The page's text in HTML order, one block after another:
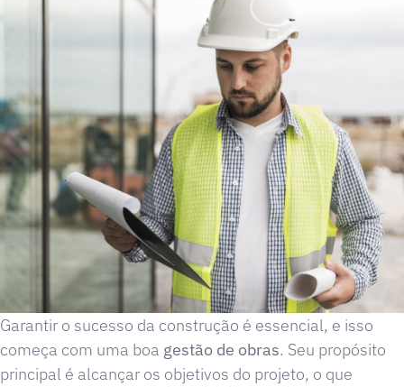
Garantir o sucesso da construção é essencial, e isso
começa com uma boa gestão de obras. Seu propósito
principal é alcançar os objetivos do projeto, o que